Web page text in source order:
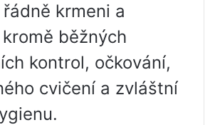
krmeni a
běžných
kontrol, očkování,
cvičení a zvláštní